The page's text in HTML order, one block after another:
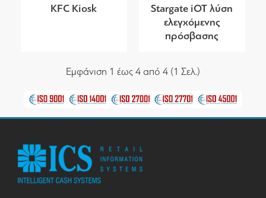
KFC Kiosk
Stargate iOT λύση
ελεγχόμενης
πρόσβασης
Εμφάνιση 1 έως 4 από 4 (1 Σελ.)